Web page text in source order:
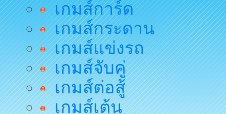
เกมส์การ์ด
เกมส์กระดาน
เกมส์แข่งรถ
เกมส์จับคู่
เกมส์ต่อสู้
เกมส์เต้น